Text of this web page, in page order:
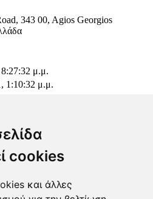
cookies
και άλλες
343 00, Agios Georgios
8:27:32 μ.μ.
1:10:32 μ.μ.